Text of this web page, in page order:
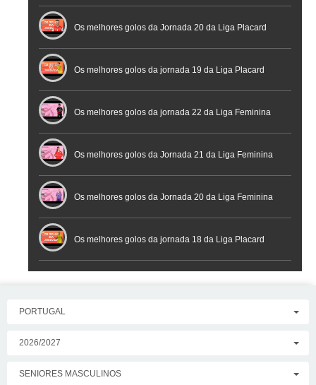
Os melhores golos da Jornada 20 da Liga Placard
Futsal
Os melhores golos da jornada 19 da Liga Placard
Os melhores golos da jornada 22 da Liga Feminina
Placard
Os melhores golos da Jornada 21 da Liga Feminina
Placard
Os melhores golos da Jornada 20 da Liga Feminina
Placard
Os melhores golos da jornada 18 da Liga Placard
PORTUGAL
2026/2027
SENIORES MASCULINOS